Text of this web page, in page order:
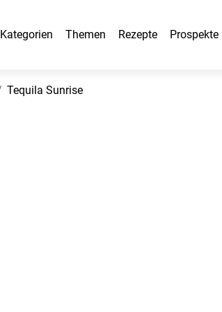
Kategorien Themen Rezepte Prospekte
Tequila Sunrise